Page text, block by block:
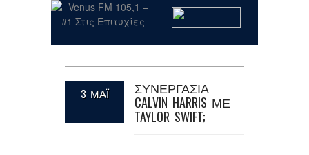
3 ΜΑΪ
ΣΥΝΕΡΓΑΣΙΑ
CALVIN HARRIS ΜΕ
TAYLOR SWIFT;